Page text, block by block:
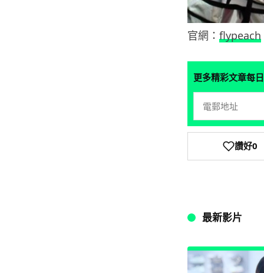
官網： flypeach
更多精彩文章每
讚好0
最新影片